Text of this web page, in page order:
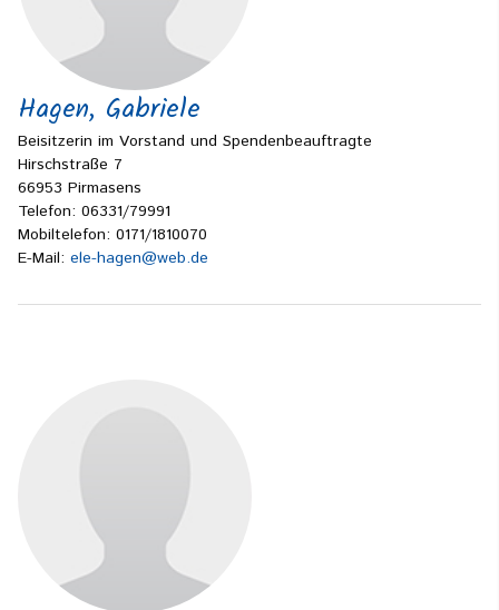
Hagen, Gabriele
Beisitzerin im Vorstand und Spendenbeauftragte
Hirschstraße 7
66953 Pirmasens
Telefon: 06331/79991
Mobiltelefon: 0171/1810070
E-Mail: ele-hagen@web.de